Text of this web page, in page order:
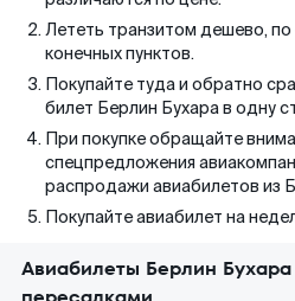
Лететь транзитом дешево,
конечных пунктов.
Покупайте туда и обратно
билет Берлин Бухара в одну
При покупке обращайте
спецпредложения
распродажи авиабилетов из
Покупайте авиабилет на
Авиабилеты Берлин